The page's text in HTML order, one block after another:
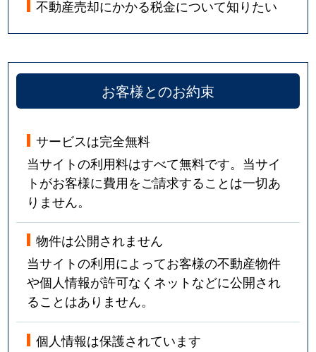
不動産売却にかかる税金について知りたい
お客様とのお約束
サービスは完全無料
当サイトの利用料はすべて無料です。当サイ
トがお客様に費用をご請求することは一切あ
りません。
物件は公開されません
当サイトの利用によってお客様の不動産物件
や個人情報が許可なくネットなどに公開され
ることはありません。
個人情報は保護されています